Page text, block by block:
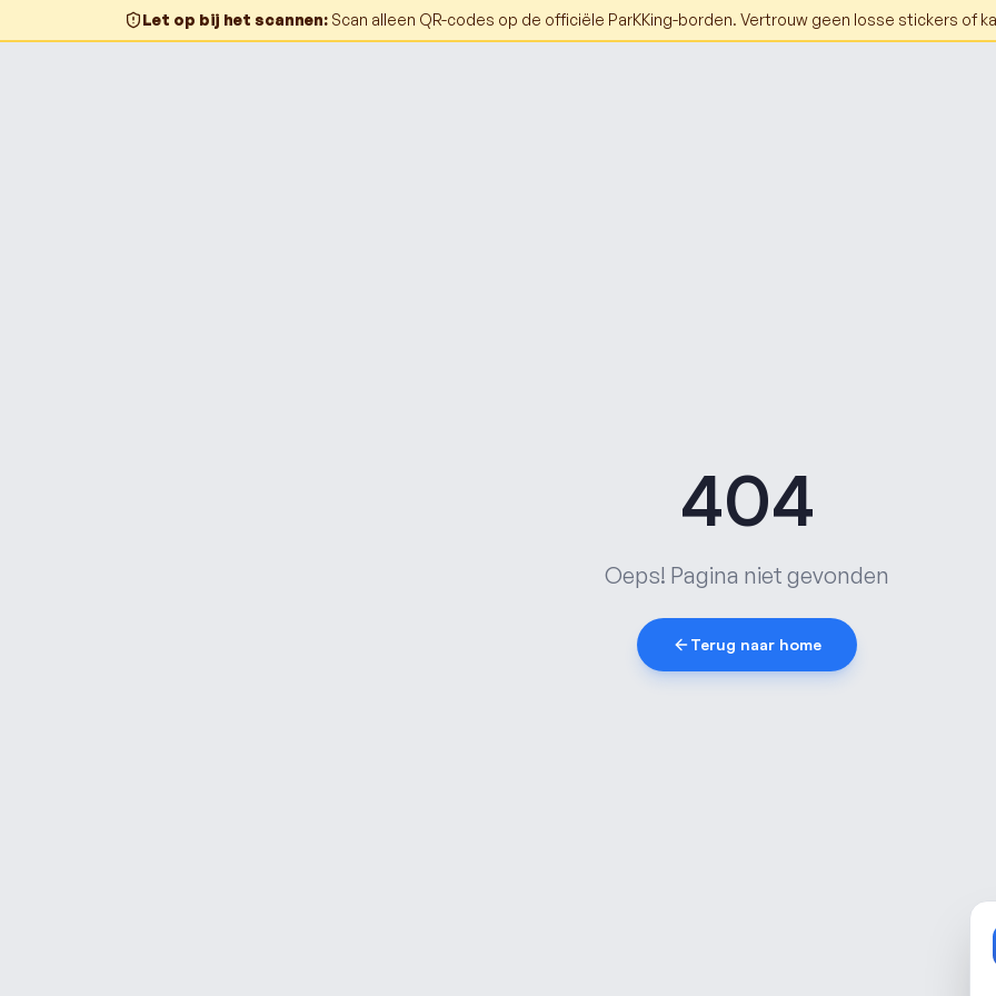
Let op bij het scannen: Scan alleen QR-codes op de officiële ParKKing-borden. Vertrouw geen losse stickers of
404
Oeps! Pagina niet gevonden
Terug naar home